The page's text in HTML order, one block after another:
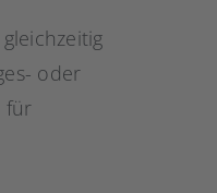
oder
für